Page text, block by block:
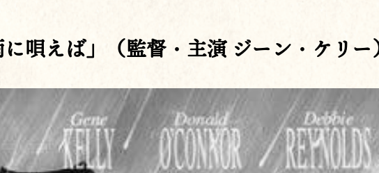
唄えば」（監督・主演 ジーン・ケリー